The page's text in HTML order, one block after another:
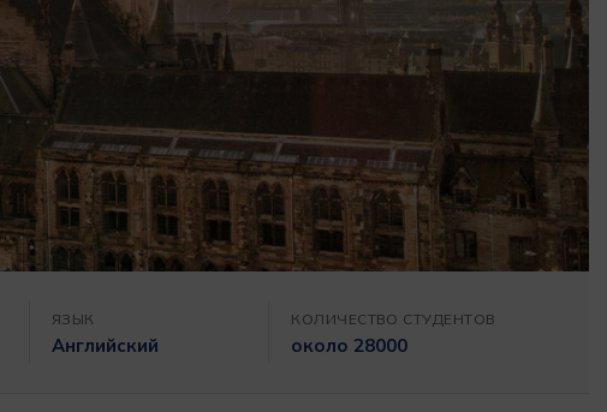
ЯЗЫК
Английский
КОЛИЧЕСТВО СТУДЕНТОВ
около 28000